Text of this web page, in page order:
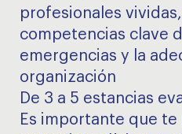
profesionales
competencias clave
emergencias y la
organización
De 3 a 5 estancias
Es importante que te